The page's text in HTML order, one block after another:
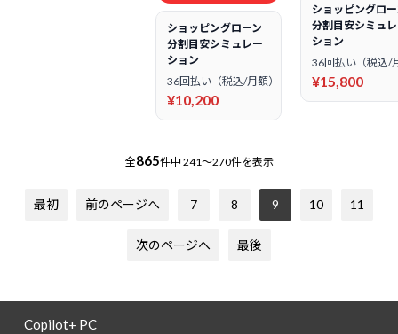
ショッピングローン
分割目安シミュレー
ション
36回払い（税込/月額）
¥10,200
ショッピングロ
分割目安シミュ
ション
36回払い（税込/
¥15,800
全865件中 241～270件を表示
最初 前のページへ 7 8 9 10 11
次のページへ 最後
Copilot+ PC